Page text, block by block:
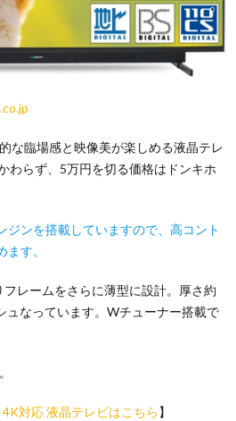
な臨場感と映像美が楽しめる液晶テレ
わらず、5万円を切る価格はドンキホ
ジンを搭載していますので、高コント
す。
フレームをさらに薄型に設計。厚さ約
ュなっています。Wチューナー搭載で
対応 液晶テレビはこちら 】